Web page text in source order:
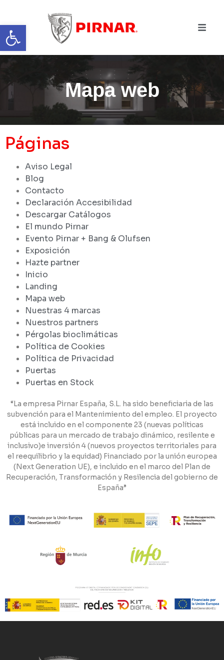
Abrir barra de herramientas
Mapa web
Páginas
Aviso Legal
Blog
Contacto
Declaración Accesibilidad
Descargar Catálogos
El mundo Pirnar
Evento Pirnar + Bang & Olufsen
Exposición
Hazte partner
Inicio
Landing
Mapa web
Nuestras 4 marcas
Nuestros partners
Pérgolas bioclimáticas
Política de Cookies
Política de Privacidad
Puertas
Puertas en Stock
“La empresa Pirnar España, S.L. ha sido beneficiaria de las
subvención para el Mantenimiento del empleo. El proyecto
está incluido en el componente 23 (nuevas políticas
públicas para un mercado de trabajo dinámico, resilente e
inclusivo)e inversión 4 (nuevos proyectos territoriales para
el reequilibrio y la equidad) Financiado por la unión europea
(Next Generation UE), e incluido en el marco del Plan de
Recuperación, Transformación y Resilencia del gobierno de
España”